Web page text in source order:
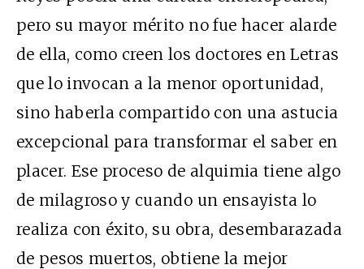
pero su mayor mérito no fue hacer alarde
de ella, como creen los doctores en Letras
que lo invocan a la menor oportunidad,
sino haberla compartido con una astucia
excepcional para transformar el saber en
placer. Ese proceso de alquimia tiene algo
de milagroso y cuando un ensayista lo
realiza con éxito, su obra, desembarazada
de pesos muertos, obtiene la mejor